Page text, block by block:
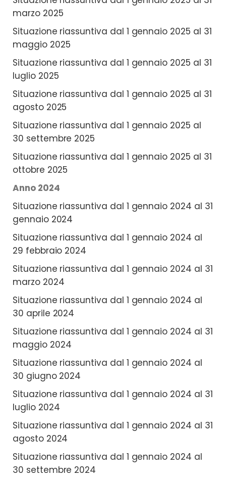
marzo 2025
Situazione riassuntiva dal 1 gennaio 2025 al 31
maggio 2025
Situazione riassuntiva dal 1 gennaio 2025 al 31
luglio 2025
Situazione riassuntiva dal 1 gennaio 2025 al 31
agosto 2025
Situazione riassuntiva dal 1 gennaio 2025 al
30 settembre 2025
Situazione riassuntiva dal 1 gennaio 2025 al 31
ottobre 2025
Anno 2024
Situazione riassuntiva dal 1 gennaio 2024 al 31
gennaio 2024
Situazione riassuntiva dal 1 gennaio 2024 al
29 febbraio 2024
Situazione riassuntiva dal 1 gennaio 2024 al 31
marzo 2024
Situazione riassuntiva dal 1 gennaio 2024 al
30 aprile 2024
Situazione riassuntiva dal 1 gennaio 2024 al 31
maggio 2024
Situazione riassuntiva dal 1 gennaio 2024 al
30 giugno 2024
Situazione riassuntiva dal 1 gennaio 2024 al 31
luglio 2024
Situazione riassuntiva dal 1 gennaio 2024 al 31
agosto 2024
Situazione riassuntiva dal 1 gennaio 2024 al
30 settembre 2024